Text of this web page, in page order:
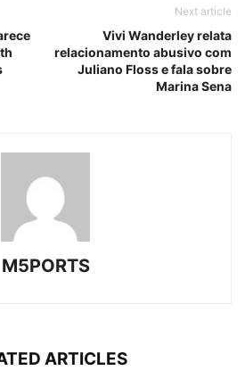
Next article
Vivi Wanderley relata
relacionamento abusivo com
Juliano Floss e fala sobre
Marina Sena
M5PORTS
ARTICLES